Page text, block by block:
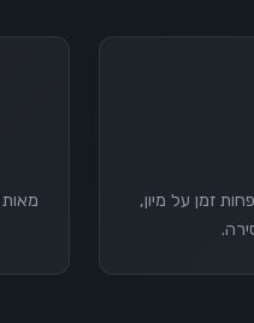
זמן על מיון,
מאות